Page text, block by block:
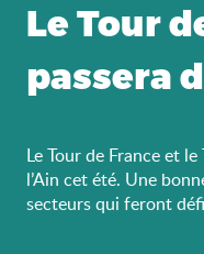
Le Tour
passera
Le Tour de France et
l’Ain cet été. Une
secteurs qui feront